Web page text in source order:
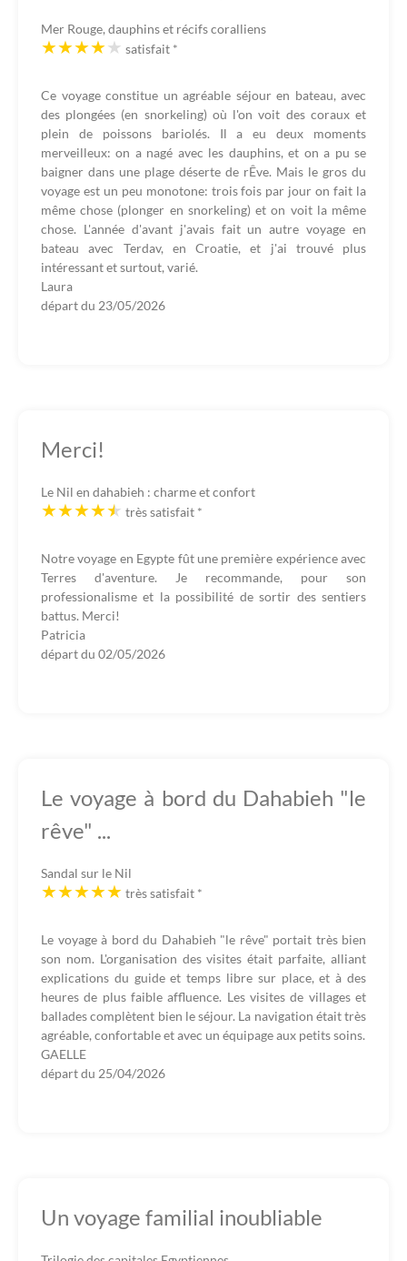
Mer Rouge, dauphins et récifs coralliens
satisfait *
Ce voyage constitue un agréable séjour en bateau, avec
des plongées (en snorkeling) où l'on voit des coraux et
plein de poissons bariolés. Il a eu deux moments
merveilleux: on a nagé avec les dauphins, et on a pu se
baigner dans une plage déserte de rÊve. Mais le gros du
voyage est un peu monotone: trois fois par jour on fait la
même chose (plonger en snorkeling) et on voit la même
chose. L'année d'avant j'avais fait un autre voyage en
bateau avec Terdav, en Croatie, et j'ai trouvé plus
intéressant et surtout, varié.
Laura
départ du 23/05/2026
Merci!
Le Nil en dahabieh : charme et confort
très satisfait *
Notre voyage en Egypte fût une première expérience avec
Terres d'aventure. Je recommande, pour son
professionalisme et la possibilité de sortir des sentiers
battus. Merci!
Patricia
départ du 02/05/2026
Le voyage à bord du Dahabieh "le
rêve" ...
Sandal sur le Nil
très satisfait *
Le voyage à bord du Dahabieh "le rêve" portait très bien
son nom. L'organisation des visites était parfaite, alliant
explications du guide et temps libre sur place, et à des
heures de plus faible affluence. Les visites de villages et
ballades complètent bien le séjour. La navigation était très
agréable, confortable et avec un équipage aux petits soins.
GAELLE
départ du 25/04/2026
Un voyage familial inoubliable